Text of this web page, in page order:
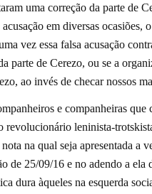
uma correção da parte de
em diversas
vez essa falsa acusação
parte de Cerezo, ou se a
ao invés de checar nossos
e companheiras
revolucionário leninista-
na qual seja apresentada a
de 25/09/16 e no adendo a
dura àqueles na esquerda